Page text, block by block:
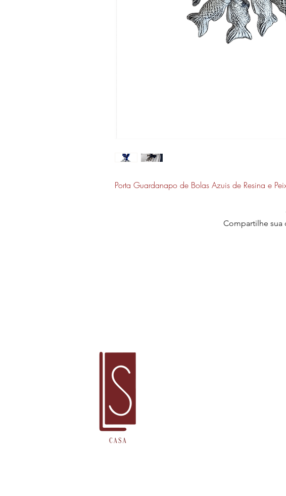
Porta Guardanapo de Bolas Azuis de Resina e
Compartilhe sua